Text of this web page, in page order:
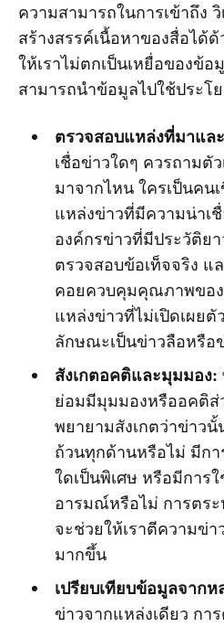
ความสามารถในการเข้าถึง
สร้างสรรค์เนื้อหาของสื่อได้
ให้เราไม่ตกเป็นเหยื่อของข้อ
สามารถนำข้อมูลไปใช้ประโ
ตรวจสอบแหล่งที่มาแล
เชื่อข่าวใดๆ ควรถามตั
มาจากไหน ใครเป็นคน
แหล่งข่าวที่มีความน่าเ
องค์กรข่าวที่มีประวัติย
ตรวจสอบข้อเท็จจริง แ
คอยควบคุมคุณภาพของ
แหล่งข่าวที่ไม่เปิดเผย
ลักษณะเป็นข่าวลือหรือ
สังเกตอคติและมุมมอง:
ย่อมมีมุมมองหรืออคติส่
พยายามสังเกตว่าข่าว
ถ้วนทุกด้านหรือไม่ มีกา
ใดเป็นพิเศษ หรือมีการ
อารมณ์หรือไม่ การตร
จะช่วยให้เราตีความข่า
มากขึ้น
เปรียบเทียบข้อมูลจาก
ข่าวจากแหล่งเดียว กา